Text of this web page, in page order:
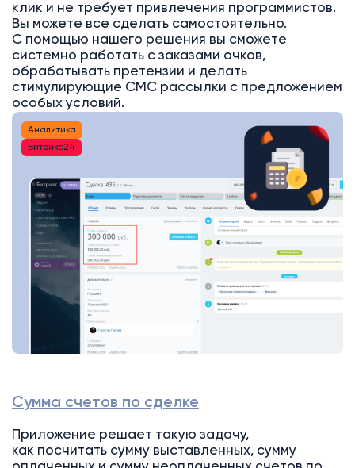
клик и не требует привлечения программистов.
Вы можете все сделать самостоятельно.
С помощью нашего решения вы сможете
системно работать с заказами очков,
обрабатывать претензии и делать
стимулирующие СМС рассылки с предложением
особых условий.
Аналитика
Битрикс24
Сумма счетов по сделке
Приложение решает такую задачу,
как посчитать сумму выставленных, сумму